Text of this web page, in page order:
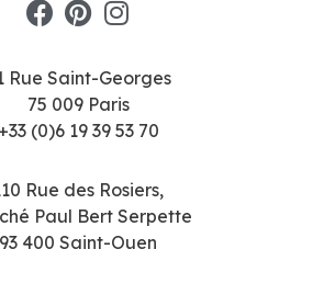
Rue Saint-Georges
75 009 Paris
+33 (0)6 19 39 53 70
Rue des Rosiers,
Paul Bert Serpette
93 400 Saint-Ouen